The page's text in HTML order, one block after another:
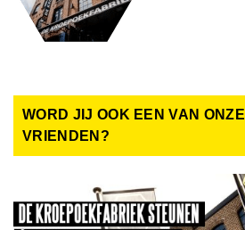
WORD JIJ OOK EEN VAN
VRIENDEN?